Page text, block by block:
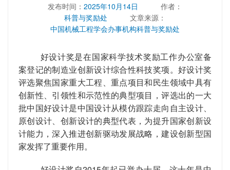
发布时间： 2025年10月14日
作者：
科普与奖励处
文章来源：
中国机械工程学会办事机构科普与奖励处
好设计奖是在国家科学技术奖励工作办公室备
案登记的制造业创新设计综合性科技奖项。好设计奖
评选聚焦国家重大工程、重点项目和民生领域中具有
创新性、引领性和示范性的典型项目，评选出的一大
批中国好设计是中国设计从模仿跟踪走向自主设计、
原创设计、创新设计的典型代表，为提升国家创新设
计能力，深入推进创新驱动发展战略，建设创新型国
家发挥了重要作用。